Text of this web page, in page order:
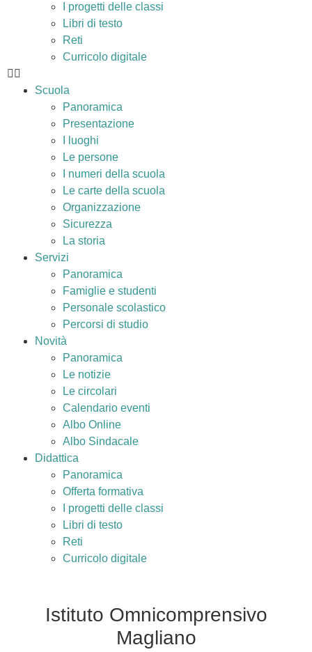
I progetti delle classi
Libri di testo
Reti
Curricolo digitale
Scuola
Panoramica
Presentazione
I luoghi
Le persone
I numeri della scuola
Le carte della scuola
Organizzazione
Sicurezza
La storia
Servizi
Panoramica
Famiglie e studenti
Personale scolastico
Percorsi di studio
Novità
Panoramica
Le notizie
Le circolari
Calendario eventi
Albo Online
Albo Sindacale
Didattica
Panoramica
Offerta formativa
I progetti delle classi
Libri di testo
Reti
Curricolo digitale
Istituto Omnicomprensivo
Magliano